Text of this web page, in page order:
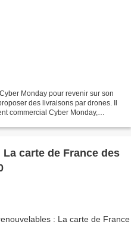
Monday pour revenir sur son
des livraisons par drones. Il
commercial Cyber Monday,
carte de France des